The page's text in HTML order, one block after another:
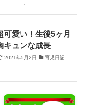
可愛い！生後5ヶ月
キュンな成長
2021年5月2日 育児日記